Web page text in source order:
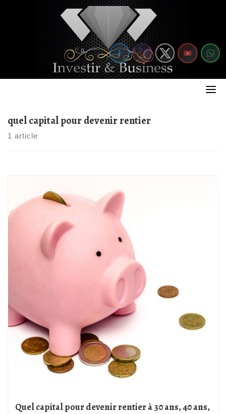
quel capital pour devenir rentier
1 article
Quel capital pour devenir rentier à 30 ans, 40 ans,